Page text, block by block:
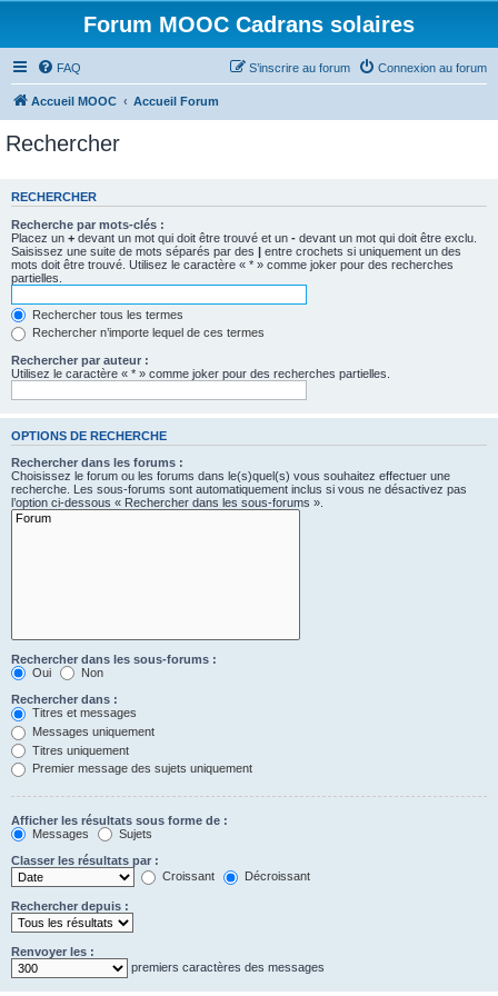
Forum MOOC Cadrans solaires
FAQ Connexion au forum
S’inscrire au forum
Accueil MOOC Accueil Forum
Rechercher
RECHERCHER
Recherche par mots-clés :
Placez un + devant un mot qui doit être trouvé et un - devant un mot qui doit être exclu.
Saisissez une suite de mots séparés par des | entre crochets si uniquement un des
mots doit être trouvé. Utilisez le caractère « * » comme joker pour des recherches
partielles.
Rechercher tous les termes
Rechercher n’importe lequel de ces termes
Rechercher par auteur :
Utilisez le caractère « * » comme joker pour des recherches partielles.
OPTIONS DE RECHERCHE
Rechercher dans les forums :
Choisissez le forum ou les forums dans le(s)quel(s) vous souhaitez effectuer une
recherche. Les sous-forums sont automatiquement inclus si vous ne désactivez pas
l’option ci-dessous « Rechercher dans les sous-forums ».
Rechercher dans les sous-forums :
Oui
Non
Rechercher dans :
Titres et messages
Messages uniquement
Titres uniquement
Premier message des sujets uniquement
Afficher les résultats sous forme de :
Messages
Sujets
Classer les résultats par :
Croissant
Décroissant
Rechercher depuis :
Renvoyer les :
premiers caractères des messages